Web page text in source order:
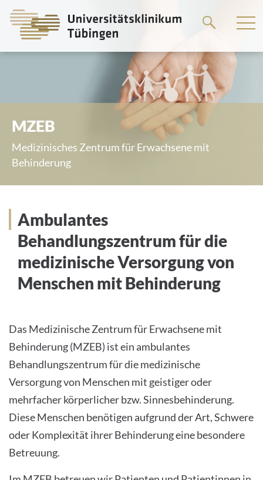
zum
MZEB
Medizinisches Zentrum für Erwachsene mit
Behinderung
Ambulantes
Behandlungszentrum für die
medizinische Versorgung von
Menschen mit Behinderung
Das Medizinische Zentrum für Erwachsene mit
Behinderung (MZEB) ist ein ambulantes
Behandlungszentrum für die medizinische
Versorgung von Menschen mit geistiger oder
mehrfacher körperlicher bzw. Sinnesbehinderung.
Diese Menschen benötigen aufgrund der Art, Schwere
oder Komplexität ihrer Behinderung eine besondere
Betreuung.